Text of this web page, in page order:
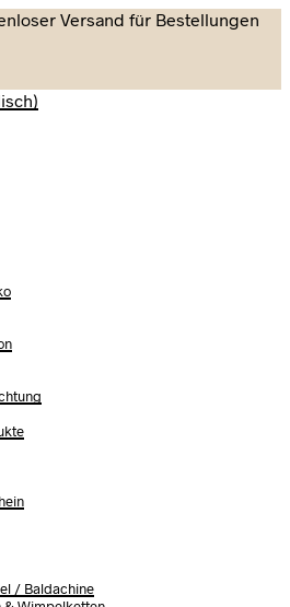
Versand für Bestellungen
)
/ Baldachine